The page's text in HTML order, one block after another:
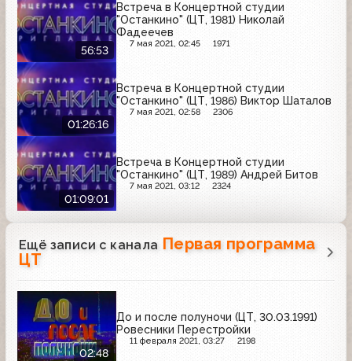
56:53
Встреча в Концертной студии
"Останкино" (ЦТ, 1981) Николай
Фадеечев
7 мая 2021, 02:45 1971
01:26:16
Встреча в Концертной студии
"Останкино" (ЦТ, 1986) Виктор Шаталов
7 мая 2021, 02:58 2306
01:09:01
Встреча в Концертной студии
"Останкино" (ЦТ, 1989) Андрей Битов
7 мая 2021, 03:12 2324
Ещё записи с канала Первая программа
ЦТ
02:48
До и после полуночи (ЦТ, 30.03.1991)
Ровесники Перестройки
11 февраля 2021, 03:27 2198